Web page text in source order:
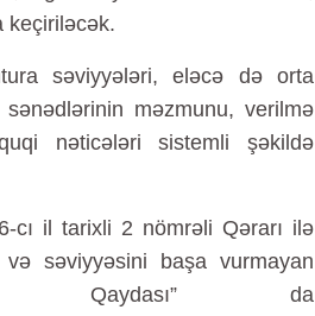
keçiriləcək.
səviyyələri, eləcə də orta
məzmunu, verilmə
nəticələri sistemli şəkildə
cı il tarixli 2 nömrəli Qərarı ilə
səviyyəsini başa vurmayan
Qaydası” da